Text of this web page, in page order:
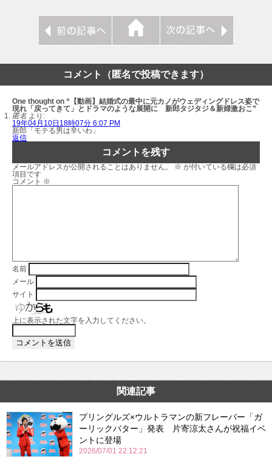
コメント（匿名で投稿できます）
One thought on “【動画】結婚式の最中に元カノがウェディングドレス姿で
現れ「戻ってきて」とドラマのような展開に 新郎タジタジ＆新婦激おこ”
匿名 より:
19年04月10日18時07分 6:07 PM
新郎「モテる男は辛いわ」
返信
コメントを残す
メールアドレスが公開されることはありません。 ※ が付いている欄は必須
項目です
コメント ※
名前
メール
サイト
上に表示された文字を入力してください。
関連記事
プリングルズ×ウルトラマンの新フレーバー「ガ
ーリックバター」発表 片寄涼太さんが祝福イベ
ントに登場
2026/07/01 22:12:21